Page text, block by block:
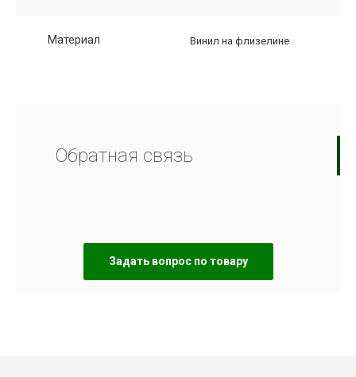
Материал Винил на флизелине
Обратная связь
Задать вопрос по товару